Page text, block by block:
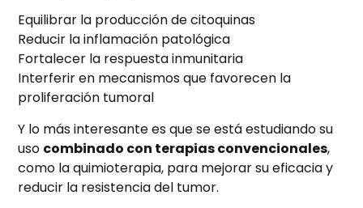
Equilibrar la producción de citoquinas
Reducir la inflamación patológica
Fortalecer la respuesta inmunitaria
Interferir en mecanismos que favorecen la
proliferación tumoral
Y lo más interesante es que se está estudiando su
uso combinado con terapias convencionales,
como la quimioterapia, para mejorar su eficacia y
reducir la resistencia del tumor.